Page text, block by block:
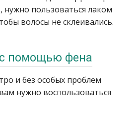
нужно пользоваться лаком
волосы не склеивались.
помощью фена
и без особых проблем
нужно воспользоваться